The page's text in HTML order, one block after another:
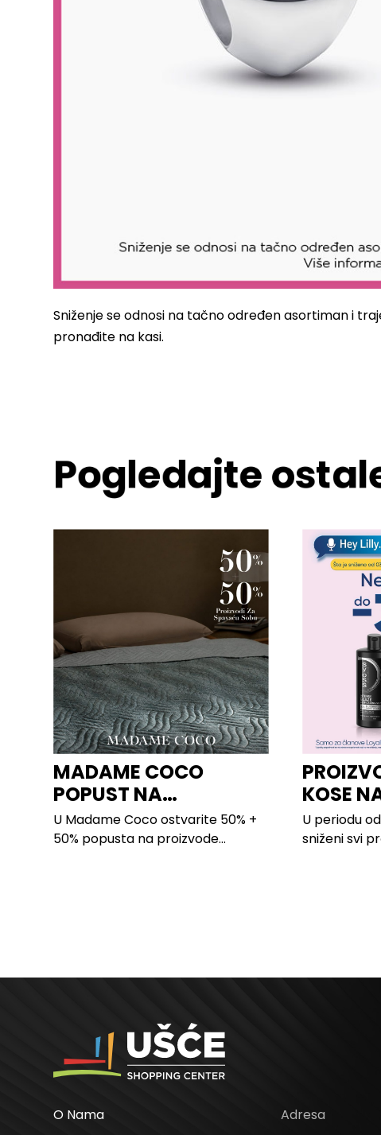
Sniženje se odnosi na tačno određen asortiman i
pronađite na kasi.
Pogledajte
MADAME COCO
POPUST NA
PROIZVODE ZA
SPAVAĆU SOBU
U Madame Coco ostvarite 50% +
50% popusta na proizvode...
KOSE
LILLY
U periodu
sniženi svi
O Nama Adresa